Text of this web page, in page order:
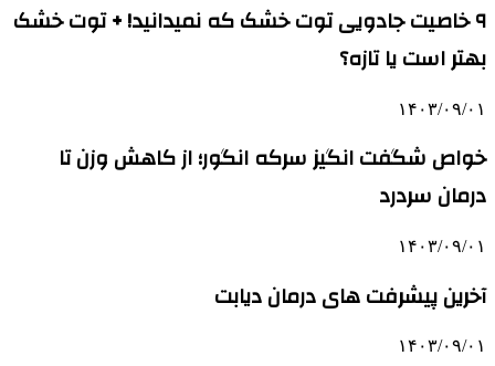
۹ خاصیت جادویی توت خشک که نمیدانید! + توت خشک
بهتر است یا تازه؟
۱۴۰۳/۰۹/۰۱
خواص شگفت انگیز سرکه انگور؛ از کاهش وزن تا
درمان سردرد
۱۴۰۳/۰۹/۰۱
آخرین پیشرفت‌ های درمان دیابت
۱۴۰۳/۰۹/۰۱